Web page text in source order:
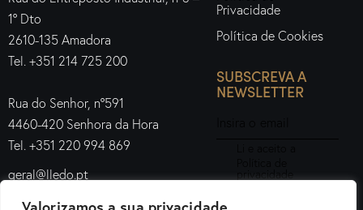
1º Dto
2610-135 Amadora
Tel. +351 214 725 200
Rua do Senhor, nº591
4460-420 Senhora da Hora
Tel. +351 220 994 869
geral@lledo.pt
Privacidade
Política de Cookies
SUBSCREVA A
NEWSLETTER
privacidade